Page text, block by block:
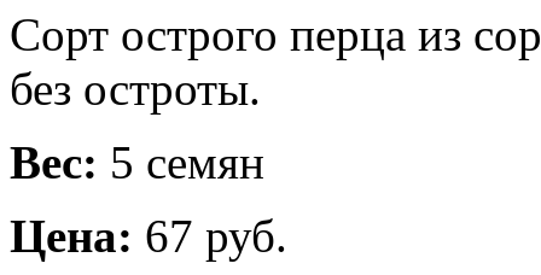
Сорт острого перца из
без остроты.
Вес: 5 семян
Цена: 67 руб.